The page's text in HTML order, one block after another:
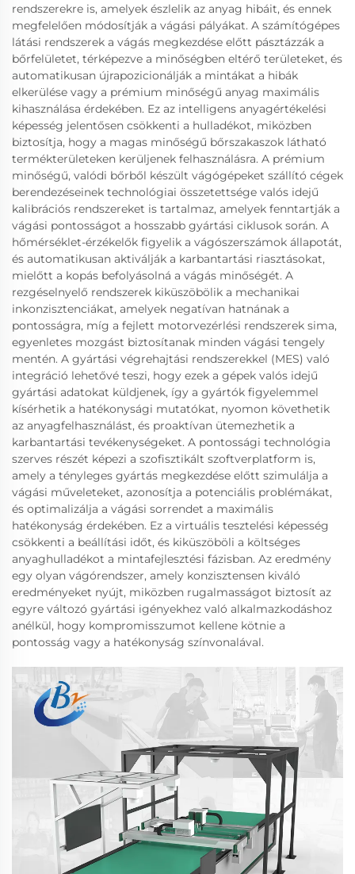
rendszerekre is, amelyek észlelik az anyag hibáit, és ennek
megfelelően módosítják a vágási pályákat. A számítógépes
látási rendszerek a vágás megkezdése előtt pásztázzák a
bőrfelületet, térképezve a minőségben eltérő területeket, és
automatikusan újrapozicionálják a mintákat a hibák
elkerülése vagy a prémium minőségű anyag maximális
kihasználása érdekében. Ez az intelligens anyagértékelési
képesség jelentősen csökkenti a hulladékot, miközben
biztosítja, hogy a magas minőségű bőrszakaszok látható
termékterületeken kerüljenek felhasználásra. A prémium
minőségű, valódi bőrből készült vágógépeket szállító cégek
berendezéseinek technológiai összetettsége valós idejű
kalibrációs rendszereket is tartalmaz, amelyek fenntartják a
vágási pontosságot a hosszabb gyártási ciklusok során. A
hőmérséklet-érzékelők figyelik a vágószerszámok állapotát,
és automatikusan aktiválják a karbantartási riasztásokat,
mielőtt a kopás befolyásolná a vágás minőségét. A
rezgéselnyelő rendszerek kiküszöbölik a mechanikai
inkonzisztenciákat, amelyek negatívan hatnának a
pontosságra, míg a fejlett motorvezérlési rendszerek sima,
egyenletes mozgást biztosítanak minden vágási tengely
mentén. A gyártási végrehajtási rendszerekkel (MES) való
integráció lehetővé teszi, hogy ezek a gépek valós idejű
gyártási adatokat küldjenek, így a gyártók figyelemmel
kísérhetik a hatékonysági mutatókat, nyomon követhetik
az anyagfelhasználást, és proaktívan ütemezhetik a
karbantartási tevékenységeket. A pontossági technológia
szerves részét képezi a szofisztikált szoftverplatform is,
amely a tényleges gyártás megkezdése előtt szimulálja a
vágási műveleteket, azonosítja a potenciális problémákat,
és optimalizálja a vágási sorrendet a maximális
hatékonyság érdekében. Ez a virtuális tesztelési képesség
csökkenti a beállítási időt, és kiküszöböli a költséges
anyaghulladékot a mintafejlesztési fázisban. Az eredmény
egy olyan vágórendszer, amely konzisztensen kiváló
eredményeket nyújt, miközben rugalmasságot biztosít az
egyre változó gyártási igényekhez való alkalmazkodáshoz
anélkül, hogy kompromisszumot kellene kötnie a
pontosság vagy a hatékonyság színvonalával.